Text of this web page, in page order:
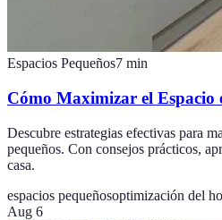
Espacios Pequeños7 min
Cómo Maximizar el Espacio
Descubre estrategias efectivas para
pequeños. Con consejos prácticos,
casa.
espacios pequeñosoptimización del
Aug 6